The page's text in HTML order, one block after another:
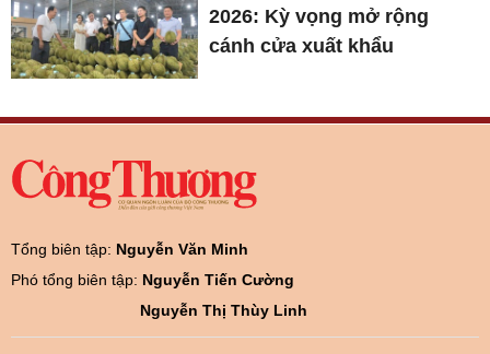
2026: Kỳ vọng mở rộng
cánh cửa xuất khẩu
Tổng biên tập: Nguyễn Văn Minh
Phó tổng biên tập: Nguyễn Tiến Cường
Nguyễn Thị Thùy Linh